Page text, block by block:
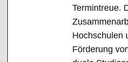
Termintreue.
Hochschulen
Förderung